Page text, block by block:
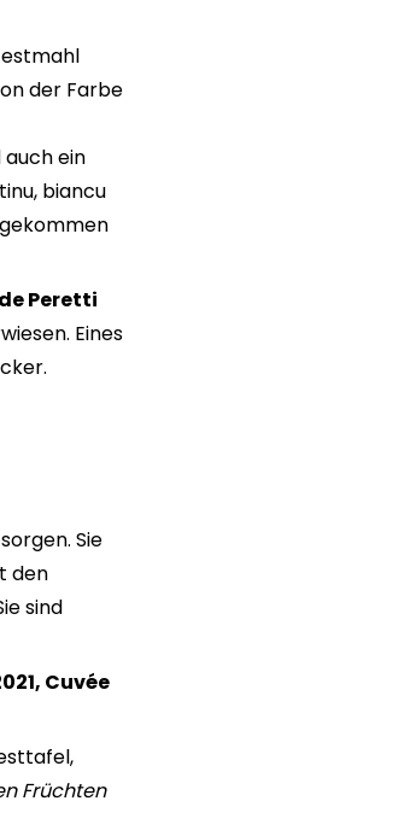
der Farbe
ein
biancu
Peretti
Eines
Sie
den
sind
Cuvée
Früchten